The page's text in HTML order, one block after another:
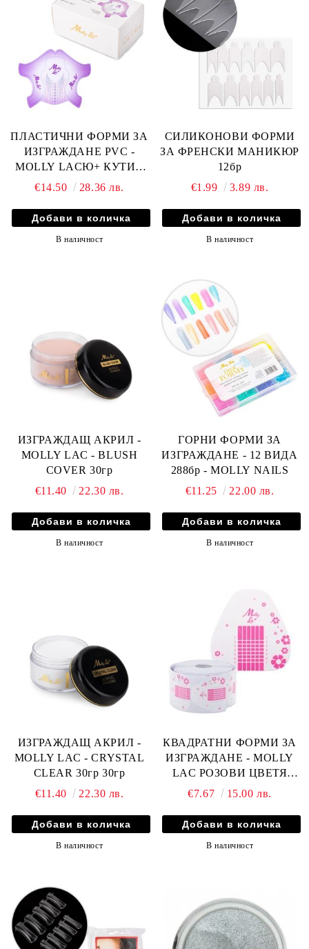
ПЛАСТИЧНИ ФОРМИ ЗА
ИЗГРАЖДАНЕ PVC -
MOLLY LACЮ+ КУТИЯ
500бр
€14.50 28.36 лв.
В наличност
СИЛИКОНОВИ ФОРМИ
ЗА ФРЕНСКИ МАНИКЮР
12бр
€1.99
3.89 лв.
В наличност
ИЗГРАЖДАЩ АКРИЛ -
MOLLY LAC - BLUSH
COVER 30гр
€11.40
22.30 лв.
В наличност
ГОРНИ ФОРМИ ЗА
ИЗГРАЖДАНЕ - 12 ВИДА
288бр - MOLLY NAILS
€11.25
22.00 лв.
В наличност
ИЗГРАЖДАЩ АКРИЛ -
MOLLY LAC - CRYSTAL
CLEAR 30гр 30гр
€11.40
22.30 лв.
В наличност
КВАДРАТНИ ФОРМИ ЗА
ИЗГРАЖДАНЕ - MOLLY
LAC РОЗОВИ ЦВЕТЯ
500бр
€7.67 15.00 лв.
В наличност